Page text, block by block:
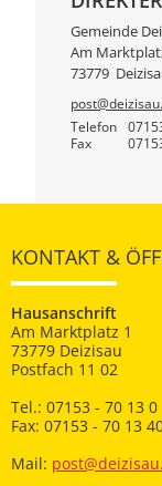
Gemeinde
Am
73779
Telefon
Fax
KONTAKT &
Hausanschrift
Am Marktplatz 1
73779 Deizisau
Postfach 11 02
Tel.: 07153 - 70 13 0
Fax: 07153 - 70 13
Mail: